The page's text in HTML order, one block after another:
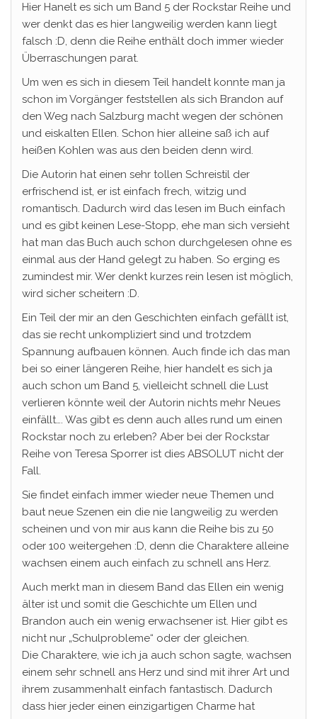
Hier Hanelt es sich um Band 5 der Rockstar Reihe und
wer denkt das es hier langweilig werden kann liegt
falsch :D, denn die Reihe enthält doch immer wieder
Überraschungen parat.
Um wen es sich in diesem Teil handelt konnte man ja
schon im Vorgänger feststellen als sich Brandon auf
den Weg nach Salzburg macht wegen der schönen
und eiskalten Ellen. Schon hier alleine saß ich auf
heißen Kohlen was aus den beiden denn wird.
Die Autorin hat einen sehr tollen Schreistil der
erfrischend ist, er ist einfach frech, witzig und
romantisch. Dadurch wird das lesen im Buch einfach
und es gibt keinen Lese-Stopp, ehe man sich versieht
hat man das Buch auch schon durchgelesen ohne es
einmal aus der Hand gelegt zu haben. So erging es
zumindest mir. Wer denkt kurzes rein lesen ist möglich,
wird sicher scheitern :D.
Ein Teil der mir an den Geschichten einfach gefällt ist,
das sie recht unkompliziert sind und trotzdem
Spannung aufbauen können. Auch finde ich das man
bei so einer längeren Reihe, hier handelt es sich ja
auch schon um Band 5, vielleicht schnell die Lust
verlieren könnte weil der Autorin nichts mehr Neues
einfällt…. Was gibt es denn auch alles rund um einen
Rockstar noch zu erleben? Aber bei der Rockstar
Reihe von Teresa Sporrer ist dies ABSOLUT nicht der
Fall.
Sie findet einfach immer wieder neue Themen und
baut neue Szenen ein die nie langweilig zu werden
scheinen und von mir aus kann die Reihe bis zu 50
oder 100 weitergehen :D, denn die Charaktere alleine
wachsen einem auch einfach zu schnell ans Herz.
Auch merkt man in diesem Band das Ellen ein wenig
älter ist und somit die Geschichte um Ellen und
Brandon auch ein wenig erwachsener ist. Hier gibt es
nicht nur „Schulprobleme“ oder der gleichen.
Die Charaktere, wie ich ja auch schon sagte, wachsen
einem sehr schnell ans Herz und sind mit ihrer Art und
ihrem zusammenhalt einfach fantastisch. Dadurch
dass hier jeder einen einzigartigen Charme hat